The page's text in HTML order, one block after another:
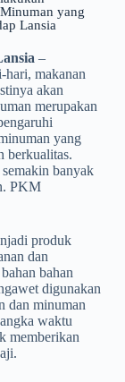
yang
Lansia
–
makanan
akan
merupakan
yang
berkualitas.
banyak
PKM
produk
dan
bahan
digunakan
dan minuman
waktu
memberikan